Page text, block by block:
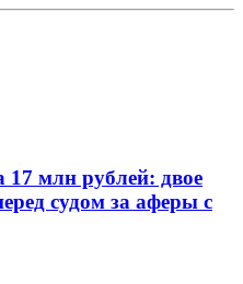
млн рублей: двое
судом за аферы с